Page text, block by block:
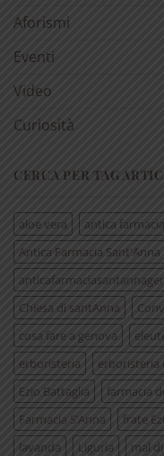
Aforismi
Eventi
Video
Curiosità
CERCA PER TAG
aloe vera
antica
Antica Farmacia Sant'Anna
Chiesa di santAnna
cosa fare a genova
erboristeria
erboristeria
Ezio Battaglia
farmacia
Farmacia S’Anna
frate
lavanda
Liguria mal